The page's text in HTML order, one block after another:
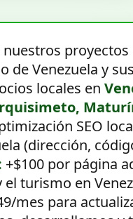
nuestros
Venezuela y
locales en
SEO
(dirección,
+$100 por página
turismo en
mes para